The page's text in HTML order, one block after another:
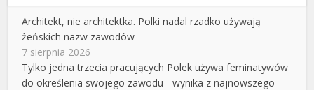
Architekt, nie architektka. Polki nadal rzadko używają
żeńskich nazw zawodów
7 sierpnia 2026
Tylko jedna trzecia pracujących Polek używa feminatywów
do określenia swojego zawodu - wynika z najnowszego